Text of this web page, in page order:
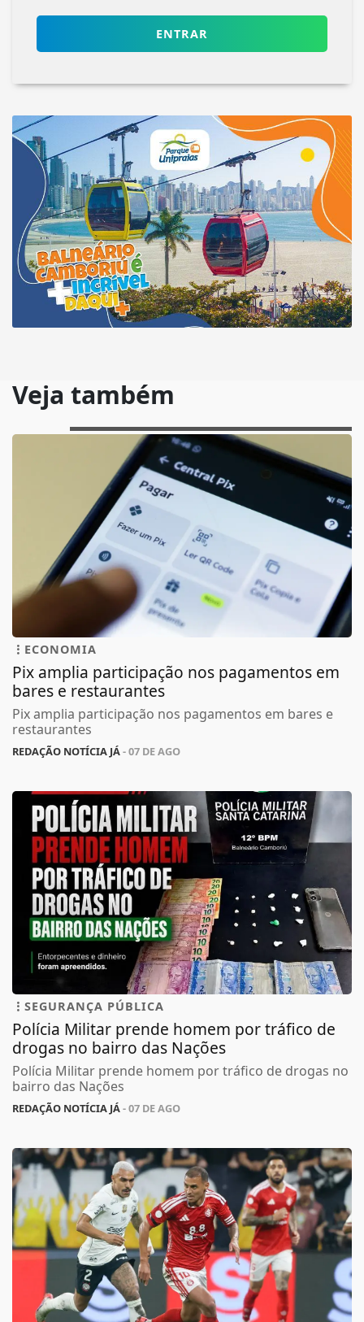
ENTRAR
Veja também
ECONOMIA
Pix amplia participação nos pagamentos em
bares e restaurantes
Pix amplia participação nos pagamentos em bares e
restaurantes
REDAÇÃO NOTÍCIA JÁ- 07 DE AGO
SEGURANÇA PÚBLICA
Polícia Militar prende homem por tráfico de
drogas no bairro das Nações
Polícia Militar prende homem por tráfico de drogas no
bairro das Nações
REDAÇÃO NOTÍCIA JÁ- 07 DE AGO